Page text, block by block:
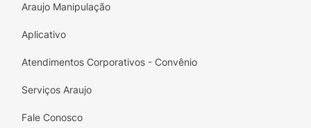
Araujo Manipulação
Aplicativo
Atendimentos Corporativos - Convênio
Serviços Araujo
Fale Conosco